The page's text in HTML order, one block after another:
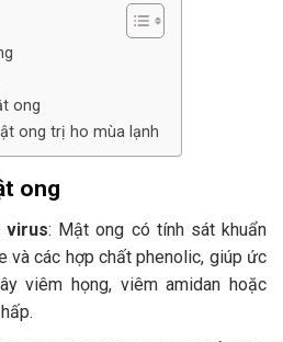
ong
ong trị ho mùa lạnh
ong
virus: Mật ong có tính sát khuẩn
và các hợp chất phenolic, giúp ức
viêm họng, viêm amidan hoặc